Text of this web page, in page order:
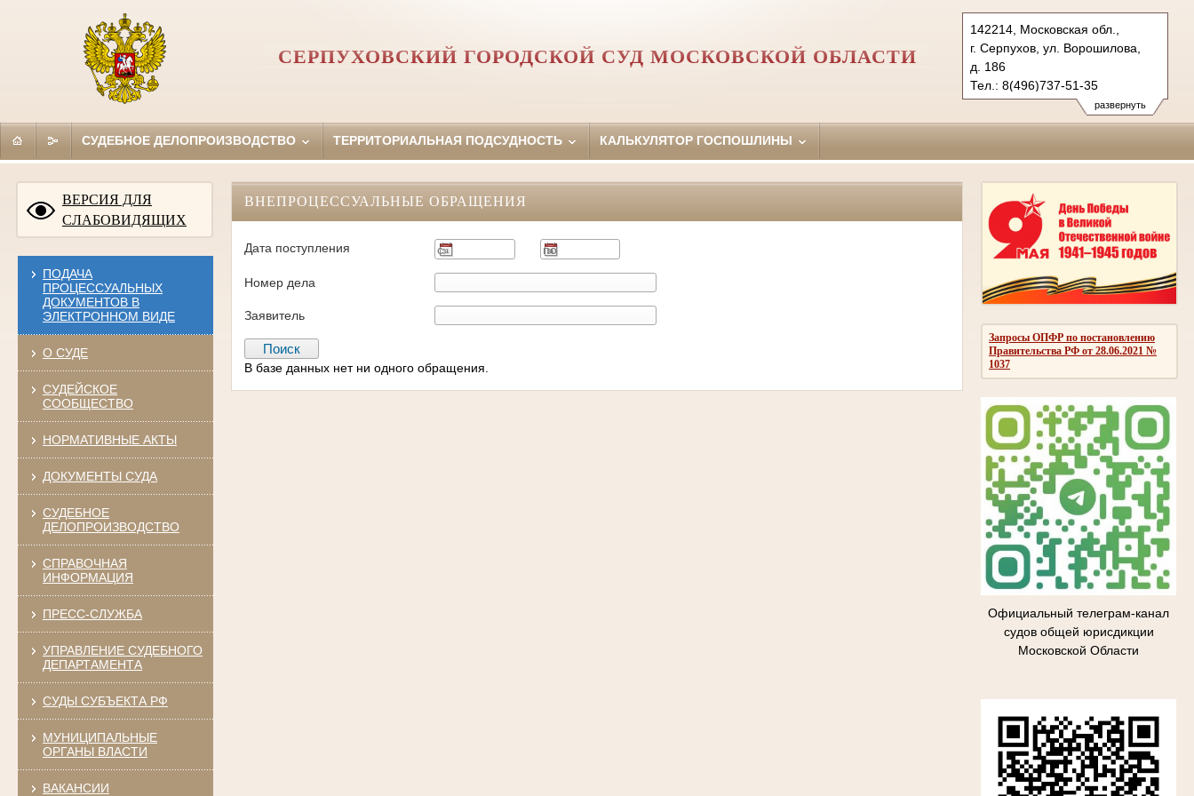
развернуть
142214, Московская обл.,
г. Серпухов, ул. Ворошилова,
д. 186
Тел.: 8(496)737-51-35
serpuhov.mo@sudrf.ru
СЕРПУХОВСКИЙ ГОРОДСКОЙ СУД МОСКОВСКОЙ ОБЛАСТИ
СУДЕБНОЕ ДЕЛОПРОИЗВОДСТВО ТЕРРИТОРИАЛЬНАЯ ПОДСУДНОСТЬ КАЛЬКУЛЯТОР ГОСПОШЛИНЫ
ВЕРСИЯ ДЛЯ
СЛАБОВИДЯЩИХ
ПОДАЧА
ПРОЦЕССУАЛЬНЫХ
ДОКУМЕНТОВ В
ЭЛЕКТРОННОМ ВИДЕ
О СУДЕ
СУДЕЙСКОЕ
СООБЩЕСТВО
НОРМАТИВНЫЕ АКТЫ
ДОКУМЕНТЫ СУДА
СУДЕБНОЕ
ДЕЛОПРОИЗВОДСТВО
СПРАВОЧНАЯ
ИНФОРМАЦИЯ
ПРЕСС-СЛУЖБА
УПРАВЛЕНИЕ СУДЕБНОГО
ДЕПАРТАМЕНТА
СУДЫ СУБЪЕКТА РФ
МУНИЦИПАЛЬНЫЕ
ОРГАНЫ ВЛАСТИ
ВАКАНСИИ
Запросы ОПФР по постановлению
Правительства РФ от 28.06.2021 №
1037
Официальный телеграм-канал
судов общей юрисдикции
Московской Области
ВНЕПРОЦЕССУАЛЬНЫЕ ОБРАЩЕНИЯ
Дата поступления
Номер дела
Заявитель
В базе данных нет ни одного обращения.